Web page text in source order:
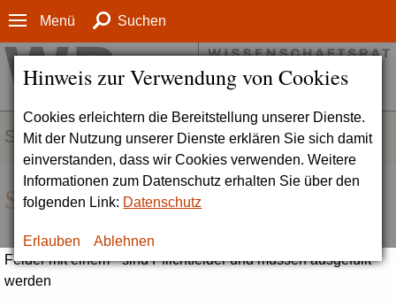
Hinweis zur Verwendung von Cookies
Cookies erleichtern die Bereitstellung unserer Dienste.
Mit der Nutzung unserer Dienste erklären Sie sich damit
einverstanden, dass wir Cookies verwenden. Weitere
Informationen zum Datenschutz erhalten Sie über den
folgenden Link: Datenschutz
Erlauben Ablehnen
Menü Suchen
SERVICE
Seite empfehlen
Felder mit einem * sind Pflichtfelder und müssen ausgefüllt
werden